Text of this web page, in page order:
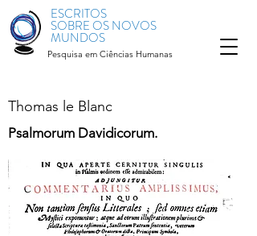
ESCRITOS
SOBRE OS NOVOS
MUNDOS
Pesquisa em Ciências Humanas
Thomas le Blanc
Psalmorum Davidicorum.